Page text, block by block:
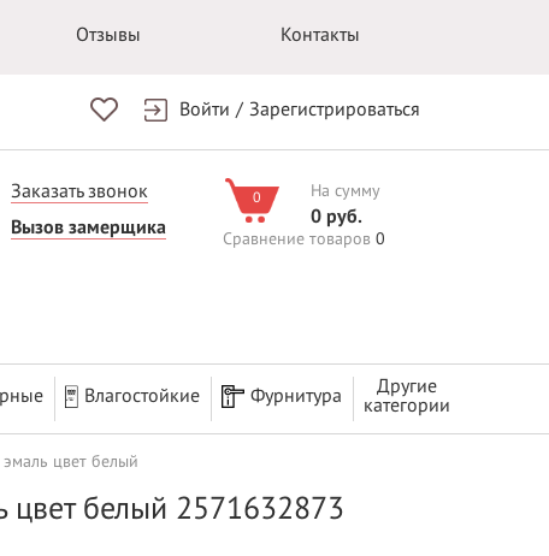
Отзывы Контакты
Войти / Зарегистрироваться
Заказать звонок
Вызов замерщика
0 На сумму
0 руб.
Сравнение товаров 0
Влагостойкие Фурнитура
Другие
категории
цвет белый
цвет белый 2571632873